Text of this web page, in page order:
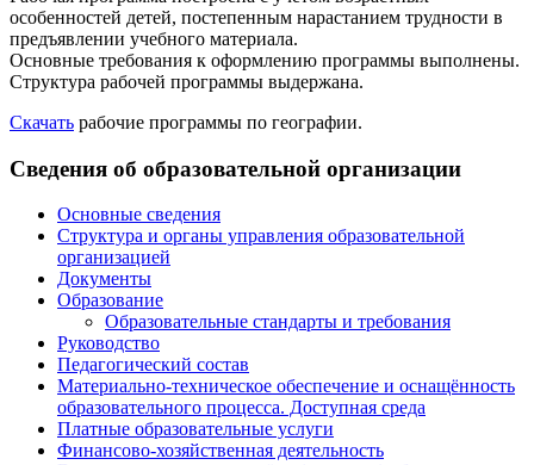
особенностей детей, постепенным нарастанием трудности в
предъявлении учебного материала.
Основные требования к оформлению программы выполнены.
Структура рабочей программы выдержана.
Скачать рабочие программы по географии.
Сведения об образовательной организации
Основные сведения
Структура и органы управления образовательной
организацией
Документы
Образование
Образовательные стандарты и требования
Руководство
Педагогический состав
Материально-техническое обеспечение и оснащённость
образовательного процесса. Доступная среда
Платные образовательные услуги
Финансово-хозяйственная деятельность